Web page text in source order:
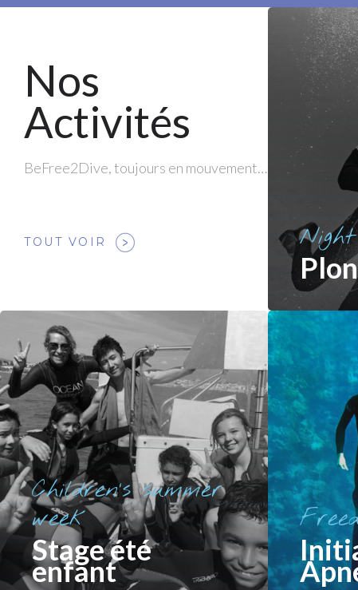
Nos
Activités
BeFree2Dive, toujours en mouvement…
TOUT VOIR
Children’s summer
week
Stage été
enfant